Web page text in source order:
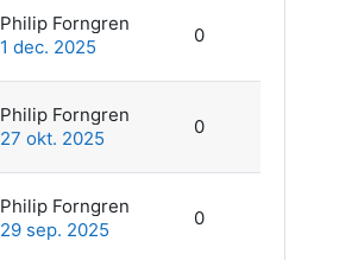
Philip Forngren
1 dec. 2025
0
Philip Forngren
27 okt. 2025
0
Philip Forngren
29 sep. 2025
0